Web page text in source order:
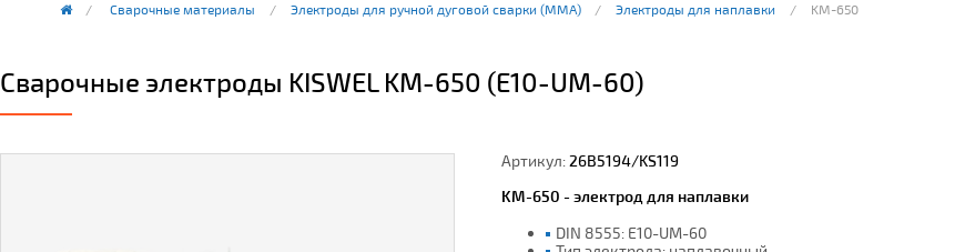
Сварочные материалы Электроды для ручной дуговой сварки (ММА) Электроды для наплавки KM-650
Сварочные электроды KISWEL KM-650 (E10-UM-60)
Артикул:26B5194/KS119
KM-650 - электрод для наплавки
DIN 8555: E10-UM-60